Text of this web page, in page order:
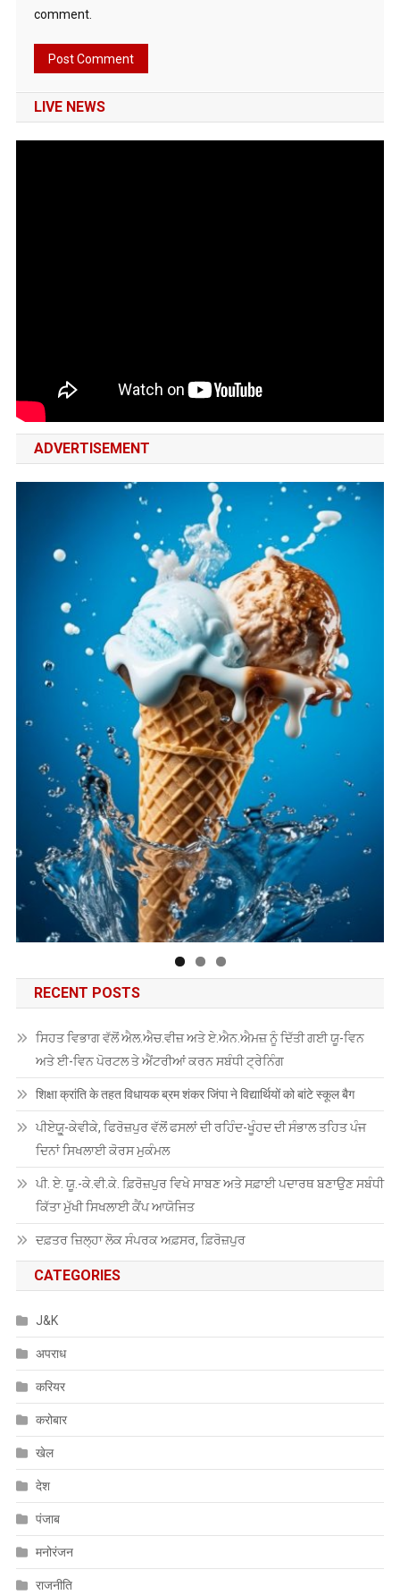
comment.
LIVE NEWS
ADVERTISEMENT
RECENT POSTS
ਸਿਹਤ ਵਿਭਾਗ ਵੱਲੋਂ ਐਲ.ਐਚ.ਵੀਜ਼ ਅਤੇ ਏ.ਐਨ.ਐਮਜ਼ ਨੂੰ ਦਿੱਤੀ ਗਈ ਯੂ-ਵਿਨ
ਅਤੇ ਈ-ਵਿਨ ਪੋਰਟਲ ਤੇ ਐਂਟਰੀਆਂ ਕਰਨ ਸਬੰਧੀ ਟ੍ਰੇਨਿੰਗ
शिक्षा क्रांति के तहत विधायक ब्रम शंकर जिंपा ने विद्यार्थियों को बांटे स्कूल बैग
ਪੀਏਯੂੑ-ਕੇਵੀਕੇ, ਫਿਰੋਜ਼ਪੁਰ ਵੱਲੋਂ ਫਸਲਾਂ ਦੀ ਰਹਿੰਦ-ਖੂੰਹਦ ਦੀ ਸੰਭਾਲ ਤਹਿਤ ਪੰਜ
ਦਿਨਾਂ ਸਿਖਲਾਈ ਕੋਰਸ ਮੁਕੰਮਲ
ਪੀ. ਏ. ਯੂ.-ਕੇ.ਵੀ.ਕੇ. ਫ਼ਿਰੋਜ਼ਪੁਰ ਵਿਖੇ ਸਾਬਣ ਅਤੇ ਸਫ਼ਾਈ ਪਦਾਰਥ ਬਣਾਉਣ ਸਬੰਧੀ
ਕਿੱਤਾ ਮੁੱਖੀ ਸਿਖਲਾਈ ਕੈਂਪ ਆਯੋਜਿਤ
ਦਫ਼ਤਰ ਜ਼ਿਲ੍ਹਾ ਲੋਕ ਸੰਪਰਕ ਅਫ਼ਸਰ, ਫ਼ਿਰੋਜ਼ਪੁਰ
CATEGORIES
J&K
अपराध
करियर
करोबार
खेल
देश
पंजाब
मनोरंजन
राजनीति